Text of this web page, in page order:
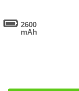
2600
mAh